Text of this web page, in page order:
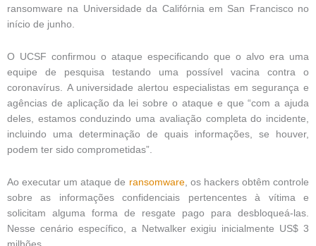
ransomware na Universidade da Califórnia em San Francisco no
início de junho.
O UCSF confirmou o ataque especificando que o alvo era uma
equipe de pesquisa testando uma possível vacina contra o
coronavírus. A universidade alertou especialistas em segurança e
agências de aplicação da lei sobre o ataque e que “com a ajuda
deles, estamos conduzindo uma avaliação completa do incidente,
incluindo uma determinação de quais informações, se houver,
podem ter sido comprometidas”.
Ao executar um ataque de ransomware, os hackers obtêm controle
sobre as informações confidenciais pertencentes à vítima e
solicitam alguma forma de resgate pago para desbloqueá-las.
Nesse cenário específico, a Netwalker exigiu inicialmente US$ 3